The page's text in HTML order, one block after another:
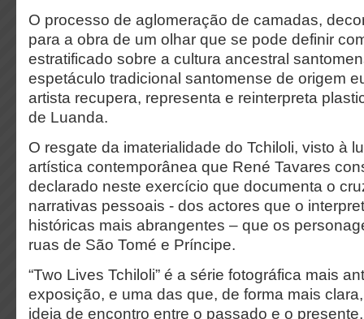
O processo de aglomeração de camadas,
para a obra de um olhar que se pode definir
estratificado sobre a cultura ancestral
espetáculo tradicional santomense de origem
artista recupera, representa e reinterpreta
de Luanda.
O resgate da imaterialidade do Tchiloli, visto à
artística contemporânea que René Tavares
declarado neste exercício que documenta o
narrativas pessoais - dos actores que o
históricas mais abrangentes – que os
ruas de São Tomé e Príncipe.
“Two Lives Tchiloli” é a série fotográfica mais
exposição, e uma das que, de forma mais
ideia de encontro entre o passado e o